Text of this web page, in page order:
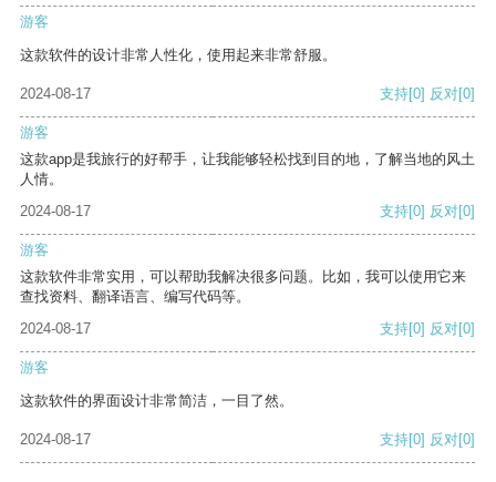
游客
这款软件的设计非常人性化，使用起来非常舒服。
2024-08-17 支持[0] 反对[0]
游客
这款app是我旅行的好帮手，让我能够轻松找到目的地，了解当地的风土
人情。
2024-08-17
支持[0] 反对[0]
游客
这款软件非常实用，可以帮助我解决很多问题。比如，我可以使用它来
查找资料、翻译语言、编写代码等。
2024-08-17
支持[0] 反对[0]
游客
这款软件的界面设计非常简洁，一目了然。
2024-08-17 支持[0] 反对[0]